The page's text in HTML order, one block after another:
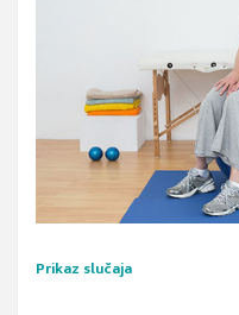
Prikaz slučaja